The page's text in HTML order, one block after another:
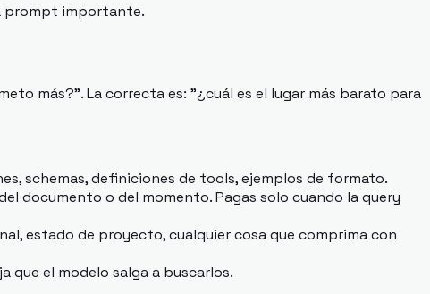
prompt importante.
más?". La correcta es: "¿cuál es el lugar más barato para
schemas, definiciones de tools, ejemplos de formato.
documento o del momento. Pagas solo cuando la query
estado de proyecto, cualquier cosa que comprima con
que el modelo salga a buscarlos.